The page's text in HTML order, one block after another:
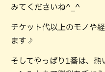
みてくださいね^_^
チケット代以上のモノや
ます♪
そしてやっぱり1番は、熱